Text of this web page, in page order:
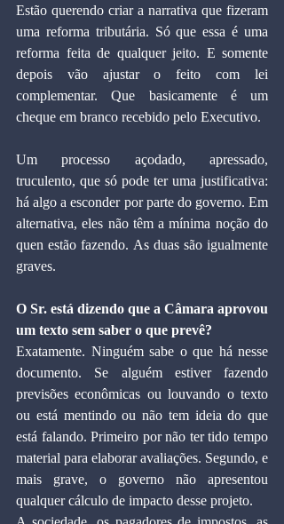
Estão querendo criar a narrativa que fizeram
uma reforma tributária. Só que essa é uma
reforma feita de qualquer jeito. E somente
depois vão ajustar o feito com lei
complementar. Que basicamente é um
cheque em branco recebido pelo Executivo.
Um processo açodado, apressado,
truculento, que só pode ter uma justificativa:
há algo a esconder por parte do governo. Em
alternativa, eles não têm a mínima noção do
quen estão fazendo. As duas são igualmente
graves.
O Sr. está dizendo que a Câmara aprovou
um texto sem saber o que prevê?
Exatamente. Ninguém sabe o que há nesse
documento. Se alguém estiver fazendo
previsões econômicas ou louvando o texto
ou está mentindo ou não tem ideia do que
está falando. Primeiro por não ter tido tempo
material para elaborar avaliações. Segundo, e
mais grave, o governo não apresentou
qualquer cálculo de impacto desse projeto.